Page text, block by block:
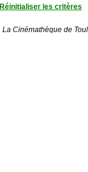
Réinitialiser les critères
La Cinémathèque de